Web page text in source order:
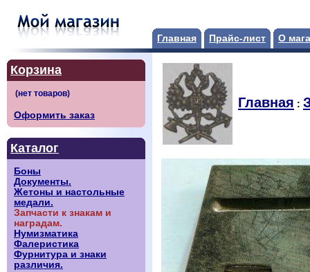
Главная Прайс-лист О
Корзина
Оформить заказ
Каталог
Боны
Документы.
Жетоны и настольные
медали.
Запчасти к знакам и
наградам.
Нумизматика
Фалеристика
Фурнитура и знаки
различия.
Главная :